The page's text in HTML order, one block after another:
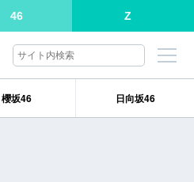
46 Z
櫻坂46 日向坂46